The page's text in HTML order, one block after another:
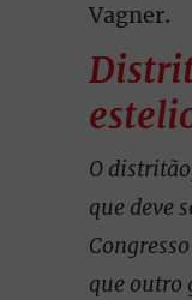
Vagner.
O
que deve
que outro